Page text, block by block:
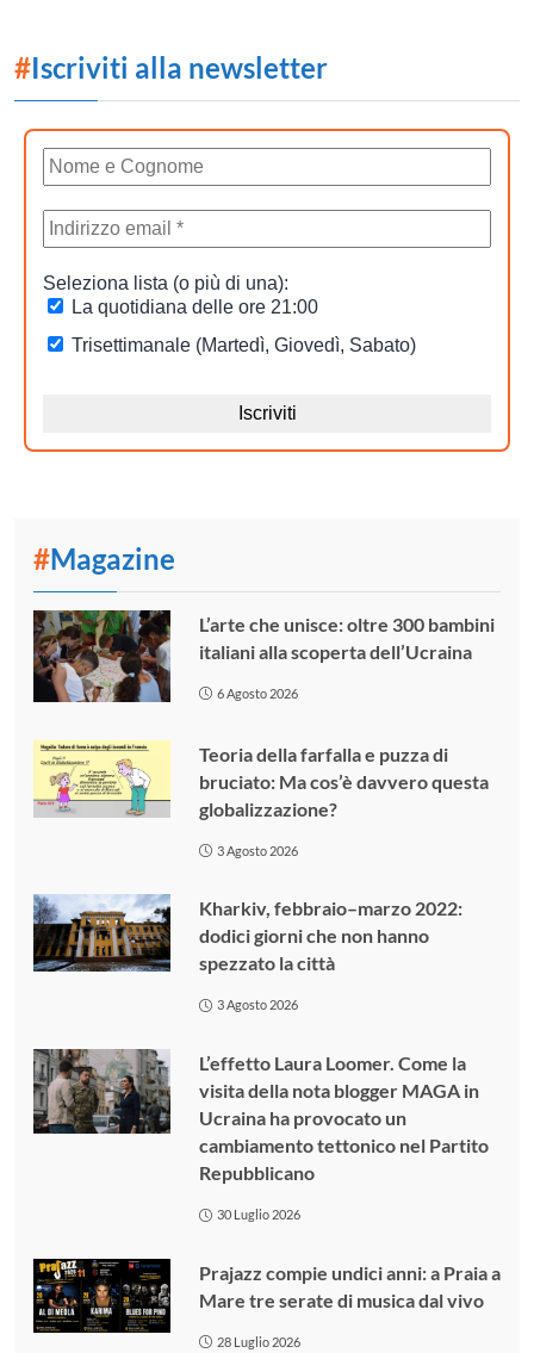
#Iscriviti alla newsletter
#Magazine
L’arte che unisce: oltre 300 bambini
italiani alla scoperta dell’Ucraina
6 Agosto 2026
Teoria della farfalla e puzza di
bruciato: Ma cos’è davvero questa
globalizzazione?
3 Agosto 2026
Kharkiv, febbraio–marzo 2022:
dodici giorni che non hanno
spezzato la città
3 Agosto 2026
L’effetto Laura Loomer. Come la
visita della nota blogger MAGA in
Ucraina ha provocato un
cambiamento tettonico nel Partito
Repubblicano
30 Luglio 2026
Prajazz compie undici anni: a Praia a
Mare tre serate di musica dal vivo
28 Luglio 2026